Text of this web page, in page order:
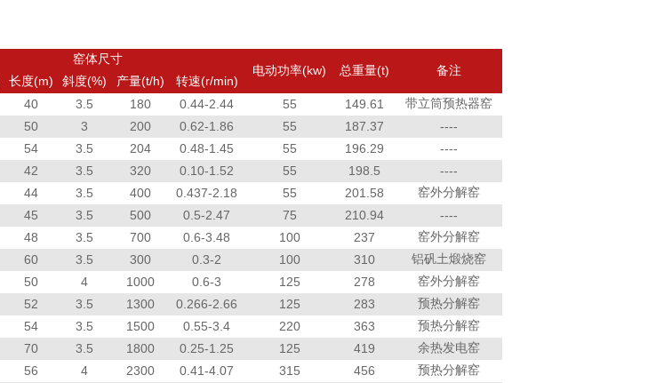
窑体尺寸
电动功率(kw)
总重量(t) 备注
长度(m) 斜度(%) 产量(t/h)
转速(r/min)
40 3.5 180 0.44-2.44 55 149.61
带立筒预热器窑
50 3 200 0.62-1.86 55 187.37
----
54 3.5 204 0.48-1.45 55 196.29
----
42 3.5 320 0.10-1.52 55 198.5
----
44 3.5 400 0.437-2.18 55 201.58
窑外分解窑
45 3.5 500 0.5-2.47 75 210.94
----
48 3.5 700 0.6-3.48 100 237
窑外分解窑
60 3.5 300 0.3-2 100 310
铝矾土煅烧窑
50 4 1000 0.6-3 125 278
窑外分解窑
52 3.5 1300 0.266-2.66 125 283
预热分解窑
54 3.5 1500 0.55-3.4 220 363
预热分解窑
70 3.5 1800 0.25-1.25 125 419
余热发电窑
56 4 2300 0.41-4.07 315 456
预热分解窑